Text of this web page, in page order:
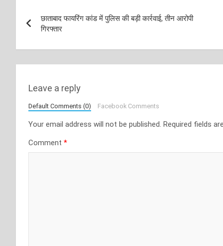
navigation
छाताबाद फायरिंग कांड में पुलिस की बड़ी कार्रवाई, तीन आरोपी
गिरफ्तार
Leave a reply
Default Comments (0) Facebook Comments
Your email address will not be published. Required fields
Comment *